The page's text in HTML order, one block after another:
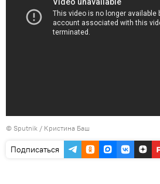
© Sputnik / Кристина Баш
Подписаться